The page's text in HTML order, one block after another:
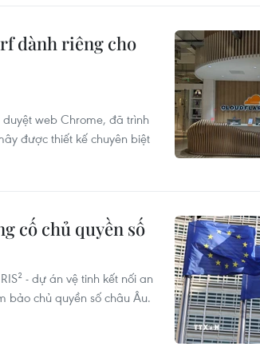
dành riêng cho
web Chrome, đã trình
được thiết kế chuyên biệt
cố chủ quyền số
- dự án vệ tinh kết nối an
bảo chủ quyền số châu Âu.